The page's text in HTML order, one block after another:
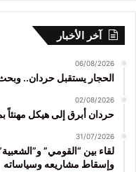
آخر الأخبار
06/08/2026
الحجار يستقبل حردان..
02/08/2026
حردان أبرق إلى هيكل مهنئاً
31/07/2026
لقاء بين “القومي”
وإسقاط مشاريعه وسياساته